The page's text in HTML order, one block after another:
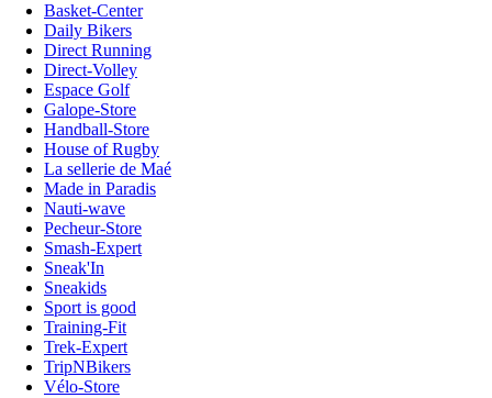
Basket-Center
Daily Bikers
Direct Running
Direct-Volley
Espace Golf
Galope-Store
Handball-Store
House of Rugby
La sellerie de Maé
Made in Paradis
Nauti-wave
Pecheur-Store
Smash-Expert
Sneak'In
Sneakids
Sport is good
Training-Fit
Trek-Expert
TripNBikers
Vélo-Store